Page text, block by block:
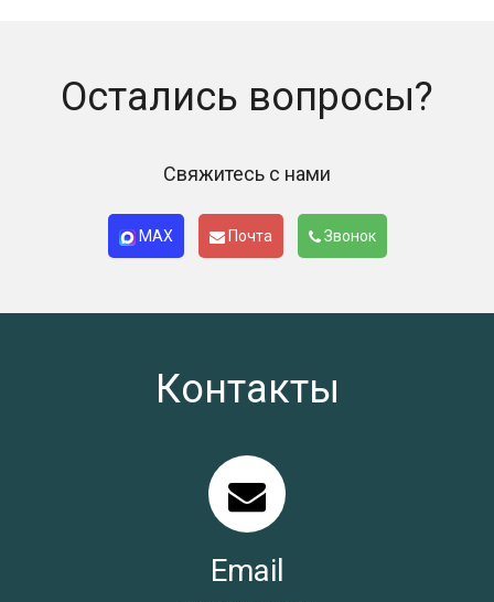
Остались вопросы?
Свяжитесь с нами
MAX Почта Звонок
Контакты
Email